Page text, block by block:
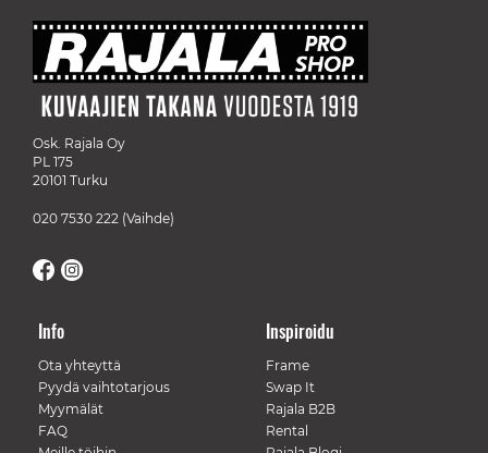
Osk. Rajala Oy
PL 175
20101 Turku
020 7530 222 (Vaihde)
Info
Ota yhteyttä
Pyydä vaihtotarjous
Myymälät
FAQ
Inspiroidu
Frame
Swap It
Rajala B2B
Rental